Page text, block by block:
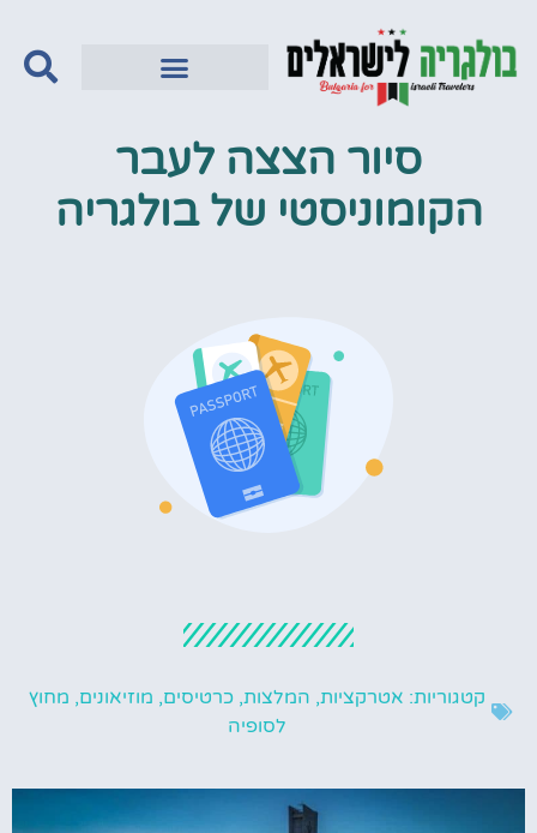
סיור הצצה לעבר
הקומוניסטי של בולגריה
קטגוריות: אטרקציות, המלצות, כרטיסים, מוזיאונים, מחוץ
לסופיה